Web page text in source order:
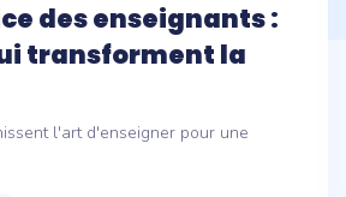
des enseignants :
transforment la
l'art d'enseigner pour une